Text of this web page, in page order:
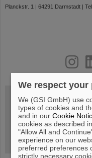
Planckstr. 1 | 64291 Darmstadt |
youtube
Mittwoch, 19.08.2026, 14 Uhr
Warum existiert nicht einfach
Hannah Elfner,
GSI/FAIR/Goethe-Universität
Anmeldung und weitere
We respect your
We (GSI GmbH) use
types of cookies and
and in ourCookie
cookies as described
"Allow All and
experience on our
preferred preferences
strictly necessary